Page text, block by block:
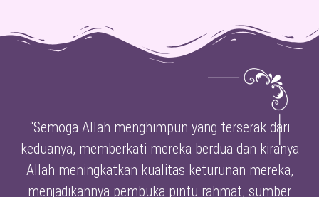
“Semoga Allah menghimpun yang terserak dari
keduanya, memberkati mereka berdua dan kiranya
Allah meningkatkan kualitas keturunan mereka,
menjadikannya pembuka pintu rahmat, sumber